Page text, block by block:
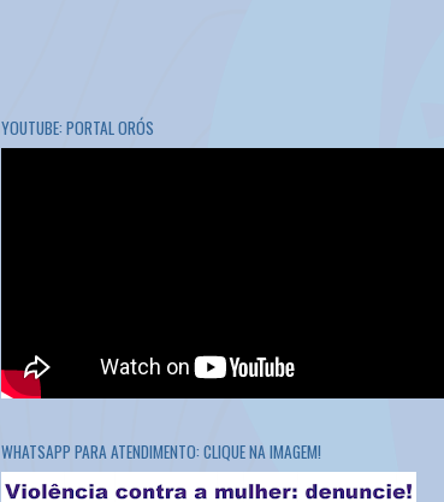
YOUTUBE: PORTAL ORÓS
WHATSAPP PARA ATENDIMENTO: CLIQUE NA IMAGEM!